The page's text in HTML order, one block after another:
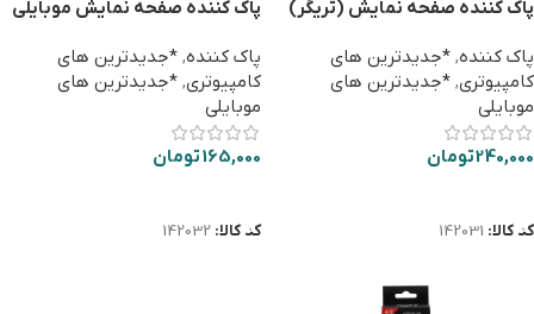
پاک کننده صفحه نمایش (تریگر)
پاک کننده, *جدیدترین های
کامپیوتری, *جدیدترین های
موبایلی
240,000تومان
کد کالا: 142031
پاک کننده صفحه نمایش موبایلی
پاک کننده, *جدیدترین های
کامپیوتری, *جدیدترین های
موبایلی
165,000تومان
کد کالا: 142032